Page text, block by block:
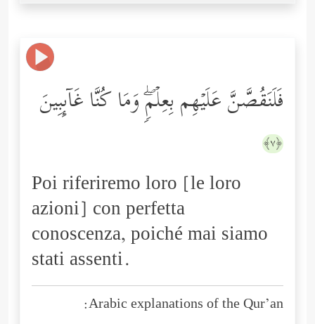
فَلَنَقُصَّنَّ عَلَیۡهِم بِعِلۡمࣲۖ وَمَا كُنَّا غَاۤىِٕبِینَ
﴿٧﴾
Poi riferiremo loro [le loro
azioni] con perfetta
conoscenza, poiché mai siamo
stati assenti.
Arabic explanations of the Qur’an: